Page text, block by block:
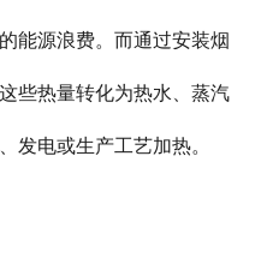
能源浪费。而通过安装烟
些热量转化为热水、蒸汽
发电或生产工艺加热。